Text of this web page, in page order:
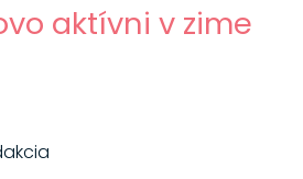
aktívni v zime